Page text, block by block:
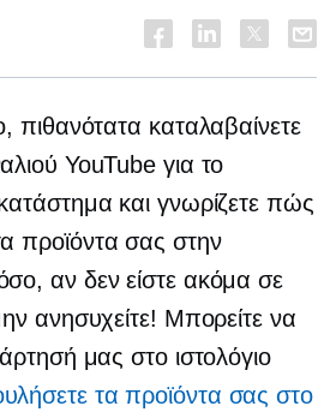
πιθανότατα καταλαβαίνετε
YouTube για το
και γνωρίζετε πώς
προϊόντα σας στην
αν δεν είστε ακόμα σε
ανησυχείτε! Μπορείτε να
μας στο ιστολόγιο
τα προϊόντα σας στο